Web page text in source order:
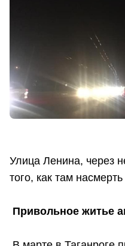
Улица Ленина, через
того, как там
Привольное житье